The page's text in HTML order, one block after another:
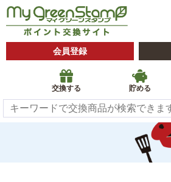
会員登録
交換する 貯める